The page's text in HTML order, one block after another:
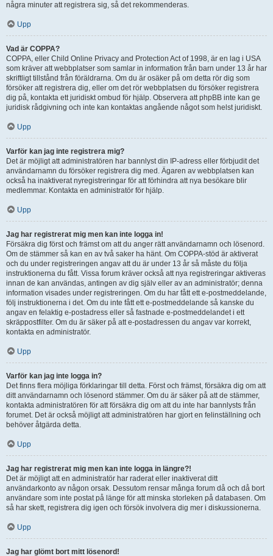
några minuter att registrera sig, så det rekommenderas.
Upp
Vad är COPPA?
COPPA, eller Child Online Privacy and Protection Act of 1998, är en lag i USA
som kräver att webbplatser som samlar in information från barn under 13 år har
skriftligt tillstånd från föräldrarna. Om du är osäker på om detta rör dig som
försöker att registrera dig, eller om det rör webbplatsen du försöker registrera
dig på, kontakta ett juridiskt ombud för hjälp. Observera att phpBB inte kan ge
juridisk rådgivning och inte kan kontaktas angående något som helst juridiskt.
Upp
Varför kan jag inte registrera mig?
Det är möjligt att administratören har bannlyst din IP-adress eller förbjudit det
användarnamn du försöker registrera dig med. Ägaren av webbplatsen kan
också ha inaktiverat nyregistreringar för att förhindra att nya besökare blir
medlemmar. Kontakta en administratör för hjälp.
Upp
Jag har registrerat mig men kan inte logga in!
Försäkra dig först och främst om att du anger rätt användarnamn och lösenord.
Om de stämmer så kan en av två saker ha hänt. Om COPPA-stöd är aktiverat
och du under registreringen angav att du är under 13 år så måste du följa
instruktionerna du fått. Vissa forum kräver också att nya registreringar aktiveras
innan de kan användas, antingen av dig själv eller av an administratör; denna
information visades under registreringen. Om du har fått ett e-postmeddelande,
följ instruktionerna i det. Om du inte fått ett e-postmeddelande så kanske du
angav en felaktig e-postadress eller så fastnade e-postmeddelandet i ett
skräppostfilter. Om du är säker på att e-postadressen du angav var korrekt,
kontakta en administratör.
Upp
Varför kan jag inte logga in?
Det finns flera möjliga förklaringar till detta. Först och främst, försäkra dig om att
ditt användarnamn och lösenord stämmer. Om du är säker på att de stämmer,
kontakta administratören för att försäkra dig om att du inte har bannlysts från
forumet. Det är också möjligt att administratören har gjort en felinställning och
behöver åtgärda detta.
Upp
Jag har registrerat mig men kan inte logga in längre?!
Det är möjligt att en administratör har raderat eller inaktiverat ditt
användarkonto av någon orsak. Dessutom rensar många forum då och då bort
användare som inte postat på länge för att minska storleken på databasen. Om
så har skett, registrera dig igen och försök involvera dig mer i diskussionerna.
Upp
Jag har glömt bort mitt lösenord!